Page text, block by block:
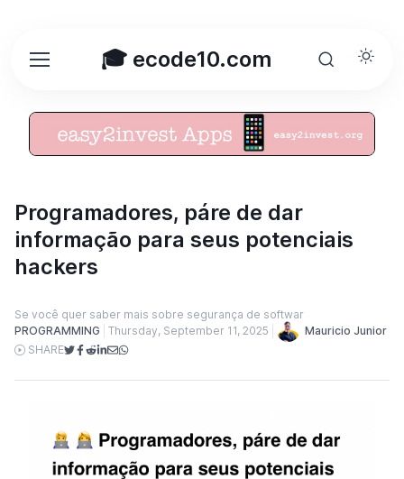
🎓 ecode10.com
Programadores, páre de dar
informação para seus potenciais
hackers
Se você quer saber mais sobre segurança de softwar
PROGRAMMING
Thursday, September 11, 2025
Mauricio Junior
SHARE